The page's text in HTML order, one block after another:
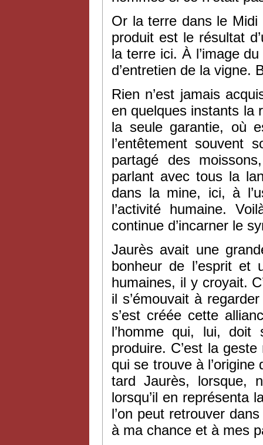
Or la terre dans le Midi
produit est le résultat
la terre ici. À l’image
d’entretien de la vigne.
Rien n’est jamais
en quelques instants la
la seule garantie, où
l’entêtement souvent
partagé des
parlant avec tous la
dans la mine, ici, à
l’activité humaine.
continue d’incarner le
Jaurès avait une
bonheur de l’esprit et
humaines, il y croyait.
il s’émouvait à
s’est créée cette
l’homme qui, lui, doit
produire. C’est la
qui se trouve à
tard Jaurès, lorsque,
lorsqu’il en représenta
l’on peut retrouver
à ma chance et à mes